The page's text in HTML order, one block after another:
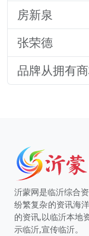
房新泉
张荣德
品牌从拥有
沂蒙网是临沂综合
纷繁复杂的资讯海
的资讯,以临沂本地
示临沂,宣传临沂。